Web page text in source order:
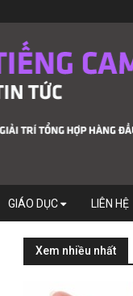
GIÁO DỤC LIÊN HỆ
Xem nhiều nhất